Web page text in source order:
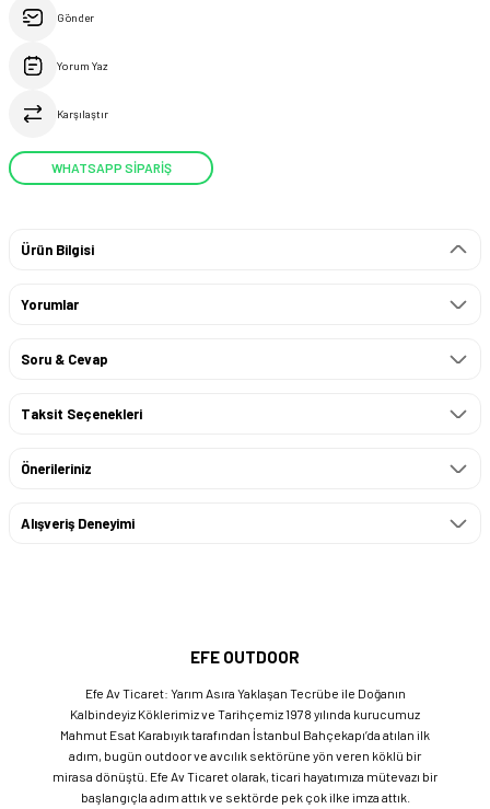
Gönder
Yorum Yaz
Karşılaştır
WHATSAPP SİPARİŞ
Ürün Bilgisi
Yorumlar
Soru & Cevap
Taksit Seçenekleri
Önerileriniz
Alışveriş Deneyimi
EFE OUTDOOR
Efe Av Ticaret: Yarım Asıra Yaklaşan Tecrübe ile Doğanın
Kalbindeyiz Köklerimiz ve Tarihçemiz 1978 yılında kurucumuz
Mahmut Esat Karabıyık tarafından İstanbul Bahçekapı’da atılan ilk
adım, bugün outdoor ve avcılık sektörüne yön veren köklü bir
mirasa dönüştü. Efe Av Ticaret olarak, ticari hayatımıza mütevazı bir
başlangıçla adım attık ve sektörde pek çok ilke imza attık.